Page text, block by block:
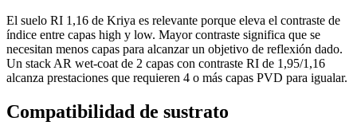
El suelo RI 1,16 de Kriya es relevante porque eleva el contraste de
índice entre capas high y low. Mayor contraste significa que se
necesitan menos capas para alcanzar un objetivo de reflexión dado.
Un stack AR wet-coat de 2 capas con contraste RI de 1,95/1,16
alcanza prestaciones que requieren 4 o más capas PVD para igualar.
Compatibilidad de sustrato